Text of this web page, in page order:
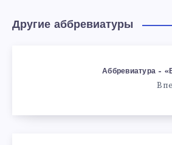
Другие аббревиатуры
Аббревиатура –